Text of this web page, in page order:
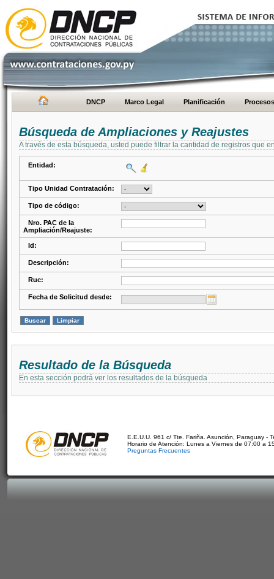
DNCP Marco Legal Planificación Procesos
Búsqueda de Ampliaciones y Reajustes
A través de esta búsqueda, usted puede filtrar la cantidad de registros que
Entidad:
Tipo Unidad Contratación:
Tipo de código:
Nro. PAC de la
Ampliación/Reajuste:
Id:
Descripción:
Ruc:
Fecha de Solicitud desde:
Resultado de la Búsqueda
En esta sección podrá ver los resultados de la búsqueda
E.E.U.U. 961 c/ Tte. Fariña. Asunción, Paraguay -
Horario de Atención: Lunes a Viernes de 07:00 a
Preguntas Frecuentes